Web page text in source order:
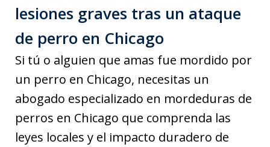
lesiones graves tras un ataque
de perro en Chicago
Si tú o alguien que amas fue mordido por
un perro en Chicago, necesitas un
abogado especializado en mordeduras de
perros en Chicago que comprenda las
leyes locales y el impacto duradero de